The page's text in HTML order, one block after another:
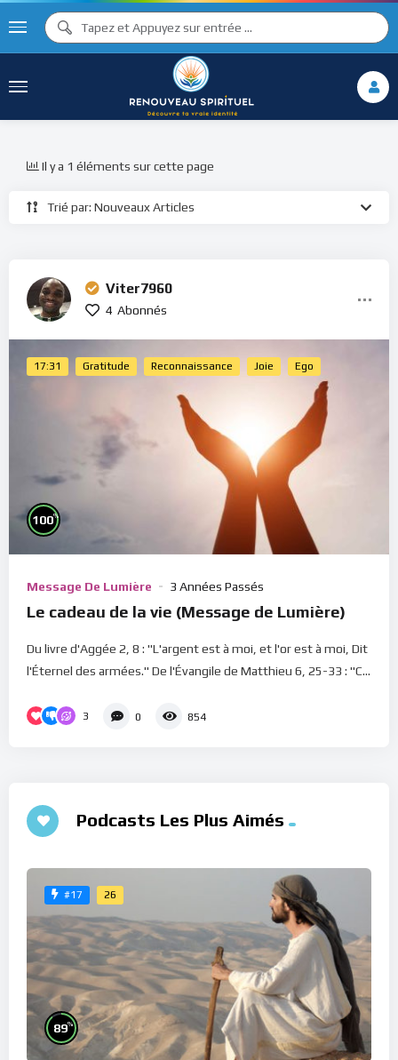
Trié par: Nouveaux Articles
Il y a 1 éléments sur cette page
Viter7960
4 Abonnés
17:31 Gratitude Reconnaissance Joie Ego
100%
Message De Lumière 3 Années Passés
Le cadeau de la vie (Message de Lumière)
Du livre d'Aggée 2, 8 : "L'argent est à moi, et l'or est à moi, Dit
l'Éternel des armées." De l'Évangile de Matthieu 6, 25-33 : "C...
3 0 854
Podcasts Les Plus Aimés
#17 26
89%